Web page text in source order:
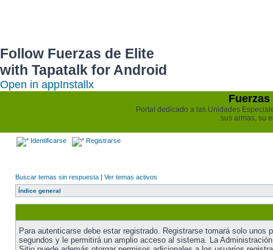
Follow Fuerzas de Elite
with Tapatalk for Android
Open in appInstall x
Portal dedicado a las Unidades
sus armas, su
Identificarse Registrarse
Buscar temas sin respuesta | Ver temas activos
Índice general
Para autenticarse debe estar registrado. Registrarse tomará solo unos
segundos y le permitirá un amplio acceso al sistema. La